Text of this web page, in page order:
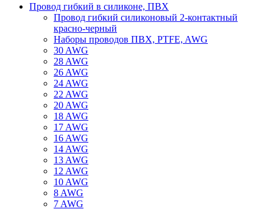
Провод гибкий в силиконе, ПВХ
Провод гибкий силиконовый 2-контактный
красно-черный
Наборы проводов ПВХ, PTFE, AWG
30 AWG
28 AWG
26 AWG
24 AWG
22 AWG
20 AWG
18 AWG
17 AWG
16 AWG
14 AWG
13 AWG
12 AWG
10 AWG
8 AWG
7 AWG